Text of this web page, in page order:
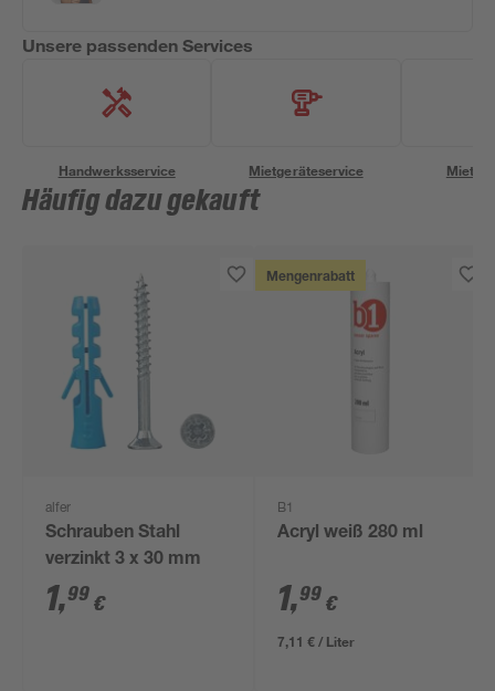
Unsere passenden Services
Handwerksservice Mietgeräteservice
Häufig dazu gekauft
alfer
Schrauben Stahl
verzinkt 3 x 30 mm
1,99 €
Mengenrabatt
B1
Acryl weiß 280 ml
1,99 €
7,11 € / Liter